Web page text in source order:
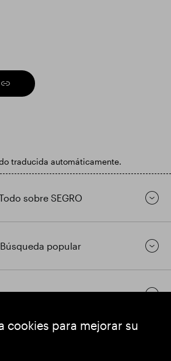
cookies para mejorar su
traducida automáticamente.
sobre SEGRO
Búsqueda popular
en contacto